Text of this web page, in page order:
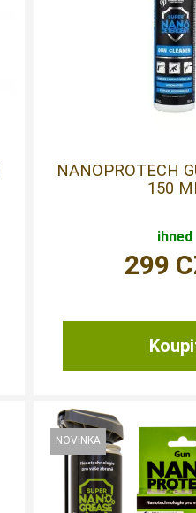
NANOPROTECH
150
ihned
299